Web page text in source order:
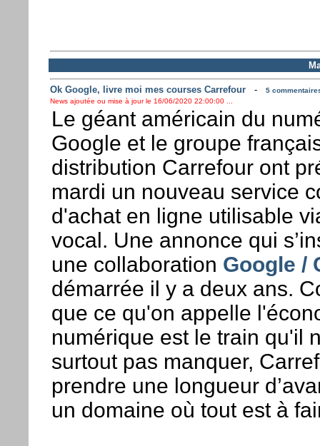
Ok Google, livre moi mes courses Carrefour-
5
News ajoutée ou mise à jour le 16/06/2020 22:00:00 ...
Le géant américain du
Google et le groupe
distribution Carrefour ont
mardi un nouveau service
d'achat en ligne utilisable
vocal. Une annonce qui
une collaboration Google /
démarrée il y a deux ans.
que ce qu'on appelle
numérique est le train qu'il
surtout pas manquer,
prendre une longueur
un domaine où tout est à